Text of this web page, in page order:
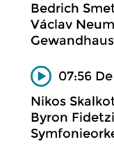
Bedrich
Václav
07:56
Nikos
Byron